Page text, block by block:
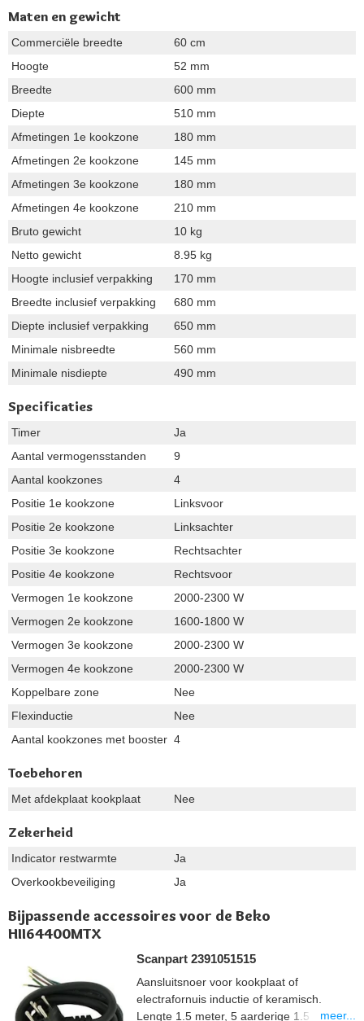
Maten en gewicht
Commerciële breedte
60 cm
Hoogte
52 mm
Breedte
600 mm
Diepte
510 mm
Afmetingen 1e kookzone
180 mm
Afmetingen 2e kookzone
145 mm
Afmetingen 3e kookzone
180 mm
Afmetingen 4e kookzone
210 mm
Bruto gewicht
10 kg
Netto gewicht
8.95 kg
Hoogte inclusief verpakking
170 mm
Breedte inclusief verpakking
680 mm
Diepte inclusief verpakking
650 mm
Minimale nisbreedte
560 mm
Minimale nisdiepte
490 mm
Specificaties
Timer
Ja
Aantal vermogensstanden
9
Aantal kookzones
4
Positie 1e kookzone
Linksvoor
Positie 2e kookzone
Linksachter
Positie 3e kookzone
Rechtsachter
Positie 4e kookzone
Rechtsvoor
Vermogen 1e kookzone
2000-2300 W
Vermogen 2e kookzone
1600-1800 W
Vermogen 3e kookzone
2000-2300 W
Vermogen 4e kookzone
2000-2300 W
Koppelbare zone
Nee
Flexinductie
Nee
Aantal kookzones met booster 4
Toebehoren
Met afdekplaat kookplaat Nee
Zekerheid
Indicator restwarmte
Ja
Overkookbeveiliging
Ja
Bijpassende accessoires voor de Beko
HII64400MTX
Scanpart 2391051515
Aansluitsnoer voor kookplaat of
electrafornuis inductie of keramisch.
Lengte 1.5 meter, 5 aarderige 1.5 mm2,
meer...